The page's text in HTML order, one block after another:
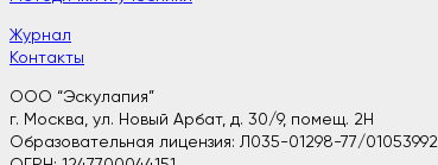
Журнал
Контакты
ООО “Эскулапия”
г. Москва, ул. Новый Арбат, д. 30/9, помещ. 2H
Образовательная лицензия: Л035-01298-77/01053992